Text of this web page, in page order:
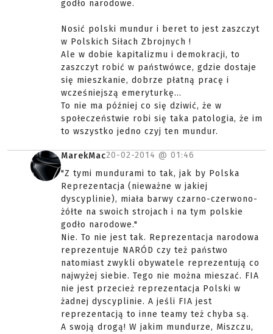
godło narodowe.
Nosić polski mundur i beret to jest zaszczyt
w Polskich Siłach Zbrojnych !
Ale w dobie kapitalizmu i demokracji, to
zaszczyt robić w państwówce, gdzie dostaje
się mieszkanie, dobrze płatną pracę i
wcześniejszą emeryturkę...
To nie ma później co się dziwić, że w
społeczeństwie robi się taka patologia, że im
to wszystko jedno czyj ten mundur.
MarekMac20-02-2014 @ 01:46
"Z tymi mundurami to tak, jak by Polska
Reprezentacja (nieważne w jakiej
dyscyplinie), miała barwy czarno-czerwono-
żółte na swoich strojach i na tym polskie
godło narodowe."
Nie. To nie jest tak. Reprezentacja narodowa
reprezentuje NARÓD czy też państwo
natomiast zwykli obywatele reprezentują co
najwyżej siebie. Tego nie można mieszać. FIA
nie jest przecież reprezentacja Polski w
żadnej dyscyplinie. A jeśli FIA jest
reprezentacją to inne teamy też chyba są.
A swoją drogą! W jakim mundurze, Miszczu,